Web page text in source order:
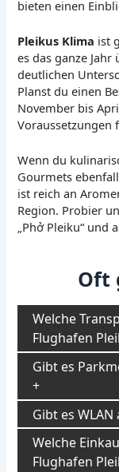
bieten einen
Pleikus Klima ist
es das ganze
deutlichen
Planst du einen
November bis
Voraussetzungen
Wenn du
Gourmets
ist reich an
Region. Probier
„Phở Pleiku“ und
Oft
Welche
Flughafen
Gibt es
Gibt es
Welche
Flughafen